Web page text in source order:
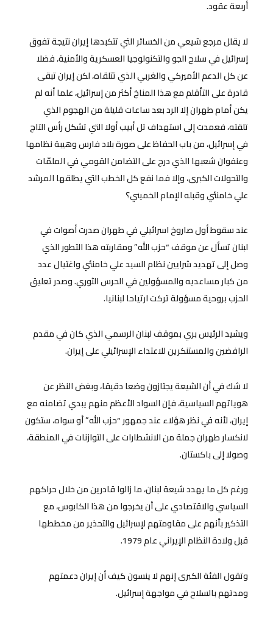
أربعة عقود.
لا يقلل مرجع شيعي من الخسائر التي تتكبدها إيران نتيجة تفوق
إسرائيل في سلاح الجو والتكنولوجيا العسكرية والأمنية، فضلا
عن كل الدعم الأميركي والغربي الذي تتلقاه، لكن إيران تبقى
قادرة على التأقلم مع هذا المناخ أكثر من إسرائيل، علما أنه لم
يكن أمام طهران إلا الرد بعد ساعات قليلة من الهجوم الذي
تلقته، فعمدت إلى استهداف تل أبيب أولا التي تشكل رأس التاج
في إسرائيل، من باب الحفاظ على صورة بلاد فارس وهيبة نظامها
وعنفوان شعبها الذي درج على التضامن القومي في الملمّات
والتحولات الكبرى، وإلا فما نفع كل الخطب التي يطلقها المرشد
علي خامنئي وقبله الإمام الخميني؟
عند سقوط أول صاروخ اسرائيلي في طهران صدرت أصوات في
لبنان تسأل عن موقف “حزب الله” ومقاربته هذا التطور الذي
وصل إلى تهديد شرايين نظام السيد علي خامنئي واغتيال عدد
من كبار مساعديه والمسؤولين في الحرس الثوري. وصدر تعليق
الحزب بروحية مسؤولة تركت ارتياحا لبنانيا.
ويشيد الرئيس بري بموقف لبنان الرسمي الذي كان في مقدم
الرافضين والمستنكرين للاعتداء الإسرائيلي على إيران.
لا شك في أن الشيعة يجتازون وضعا دقيقا، وبغض النظر عن
هوياتهم السياسية، فإن السواد الأعظم منهم يبدي تضامنه مع
إيران، لأنه في نظر هؤلاء عند جمهور “حزب الله” أو سواه، ستكون
لانكسار طهران جملة من الانشطارات على التوازنات في المنطقة،
وصولا إلى باكستان.
ورغم كل ما يهدد شيعة لبنان، ما زالوا قادرين من خلال حراكهم
السياسي والاقتصادي على أن يخرجوا من هذا الكابوس، مع
التذكير بأنهم على مقاومتهم لإسرائيل والتحذير من مخططها
قبل ولادة النظام الإيراني عام 1979.
وتقول الفئة الكبرى إنهم لا ينسون كيف أن إيران دعمتهم
ومدتهم بالسلاح في مواجهة إسرائيل.